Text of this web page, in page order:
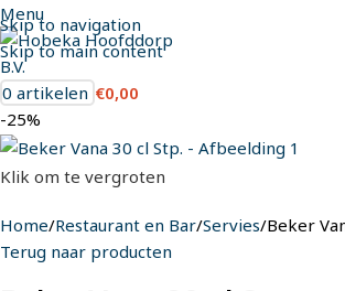
Skip to navigation
Skip to main content
Menu
0 artikelen €0,00
-25%
Klik om te vergroten
Home Restaurant en Bar Servies Beker
Terug naar producten